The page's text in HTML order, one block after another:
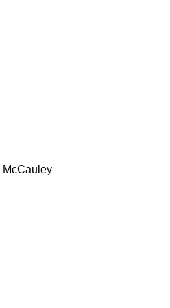
McCauley